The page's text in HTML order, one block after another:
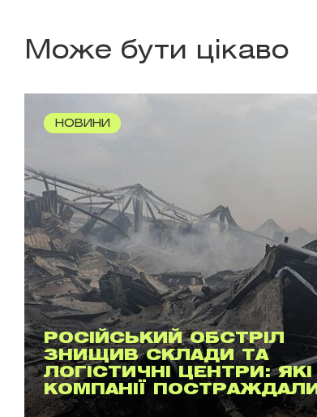
Може бути цікаво
НОВИНИ
РОСІЙСЬКИЙ ОБСТРІЛ
ЗНИЩИВ СКЛАДИ ТА
ЛОГІСТИЧНІ ЦЕНТРИ: ЯКІ
КОМПАНІЇ ПОСТРАЖДАЛИ